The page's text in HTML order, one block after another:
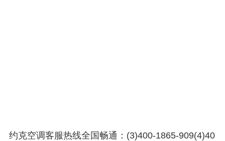
约克空调客服热线全国畅通：(3)400-1865-909(4)40